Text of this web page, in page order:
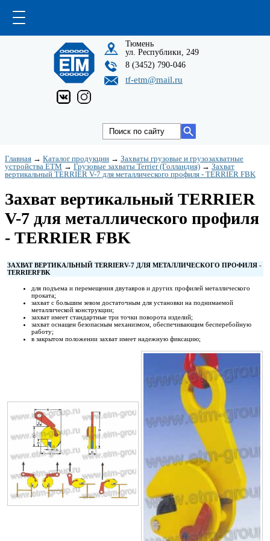
Тюмень
ул. Республики, 249
8 (3452) 790-046
tf-etm@mail.ru
Главная → Каталог продукции → Захваты грузовые и грузозахватные
устройства ETM → Грузовые захваты Terrier (Голландия) → Захват
вертикальный TERRIER V-7 для металлического профиля - TERRIER FBK
Захват вертикальный TERRIER
V-7 для металлического профиля
- TERRIER FBK
ЗАХВАТ ВЕРТИКАЛЬНЫЙ TERRIERV-7 ДЛЯ МЕТАЛЛИЧЕСКОГО ПРОФИЛЯ -
TERRIERFBK
для подъема и перемещения двутавров и других профилей металлического
проката;
захват с большим зевом достаточным для установки на поднимаемой
металлической конструкции;
захват имеет стандартные три точки поворота изделий;
захват оснащен безопасным механизмом, обеспечивающим бесперебойную
работу;
в закрытом положении захват имеет надежную фиксацию;